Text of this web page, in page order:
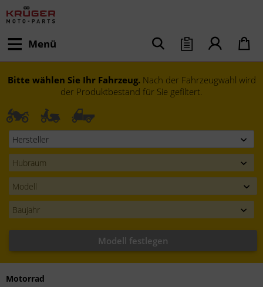
Menü
Bitte wählen Sie Ihr Fahrzeug. Nach der Fahrzeugwahl wird
der Produktbestand für Sie gefiltert.
Modell festlegen
Motorrad